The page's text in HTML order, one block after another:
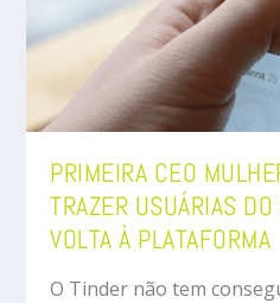
PRIMEIRA CEO
TRAZER USUÁRIAS
VOLTA À PLATAFORMA
O Tinder não tem